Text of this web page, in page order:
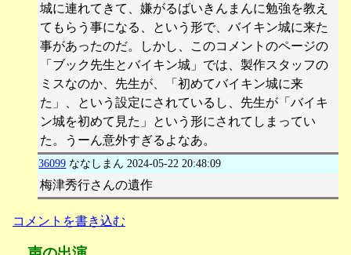
城に連れてきて、嫌がるばいきんまんに勉強を教え
てもらう事になる、という形で、バイキン城に来た
事があったのだ。しかし、このコメントのページの
「ブック先生とバイキン城」では、製作スタッフの
ミスなのか、先生が、「初めてバイキン城に来
た」、という設定にされているし、先生が「バイキ
ン城を初めて見た」という形にされてしまってい
た。うーん意外すぎるよなあ。
36099 ななしまん 2024-05-22 20:48:09
梅津秀行さんの遺作
コメントを書き込む